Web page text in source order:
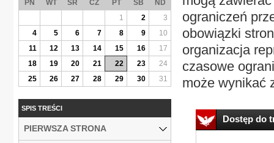
ograniczeń
obowiązki
organizacja
czasowe
może wynikać
Dostęp do
PN WT ŚR CZ PT SB
ND
1
2
3
4
5 6 7 8 9
10
11
12 13 14 15 16
17
18
19 20 21 22 23
24
25
26 27 28 29 30 31
SPIS TREŚCI
PIERWSZA STRONA